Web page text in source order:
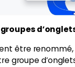
être
groupe